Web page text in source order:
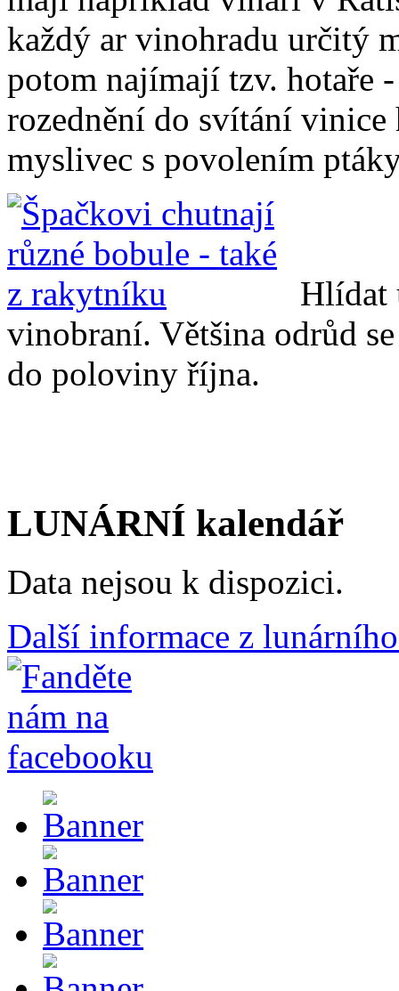
každý ar vinohradu určitý
potom najímají tzv. hotaře
rozednění do svítání
myslivec s povolením
Hlídat
vinobraní. Většina odrůd
do poloviny října.
LUNÁRNÍ kalendář
Data nejsou k dispozici.
Další informace z